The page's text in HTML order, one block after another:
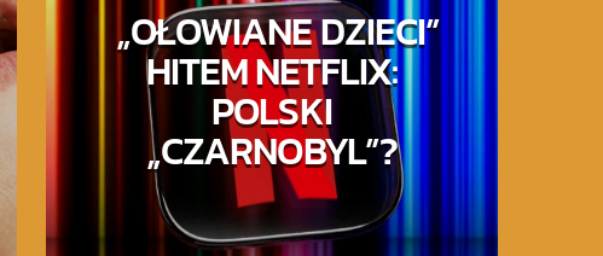
„OŁOWIANE DZIECI”
HITEM NETFLIX:
POLSKI
„CZARNOBYL”?